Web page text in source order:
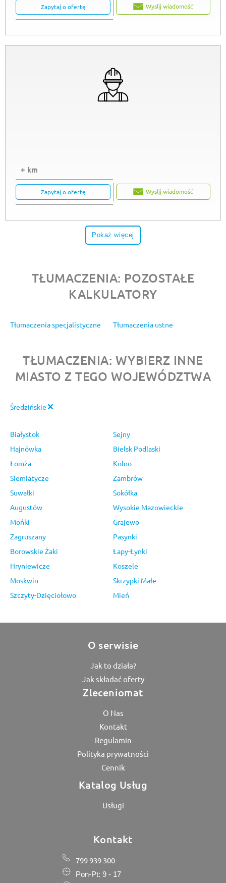
Zapytaj o ofertę Wyslij wiadomość
+ km
Zapytaj o ofertę Wyslij wiadomość
Pokaż więcej
TŁUMACZENIA: POZOSTAŁE
KALKULATORY
Tłumaczenia specjalistyczne Tłumaczenia ustne
TŁUMACZENIA: WYBIERZ INNE
MIASTO Z TEGO WOJEWÓDZTWA
Średzińskie
Białystok
Sejny
Hajnówka
Bielsk Podlaski
Łomża
Kolno
Siemiatycze
Zambrów
Suwałki
Sokółka
Augustów
Wysokie Mazowieckie
Mońki
Grajewo
Zagruszany
Pasynki
Borowskie Żaki
Łapy-Łynki
Hryniewicze
Koszele
Moskwin
Skrzypki Małe
Szczyty-Dzięciołowo
Mień
O serwisie
Jak to działa?
Jak składać oferty
Zleceniomat
O Nas
Kontakt
Regulamin
Polityka prywatności
Cennik
Katalog Usług
Usługi
Kontakt
799 939 300
Pon-Pt: 9 - 17